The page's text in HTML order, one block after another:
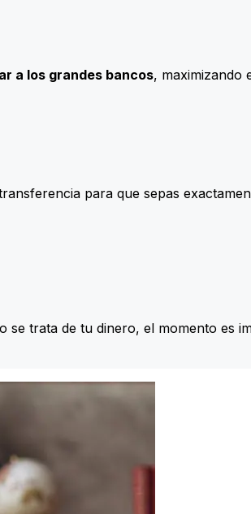
a los grandes bancos, maximizando
para que sepas
se trata de tu dinero, el momento es